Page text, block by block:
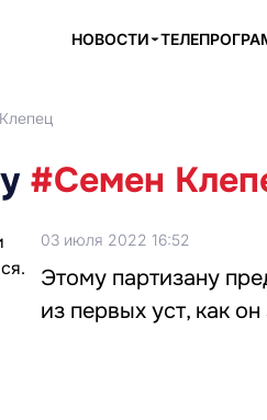
НОВОСТИ
#Семен
03 июля 2022 16:52
Этому партизану
из первых уст, как